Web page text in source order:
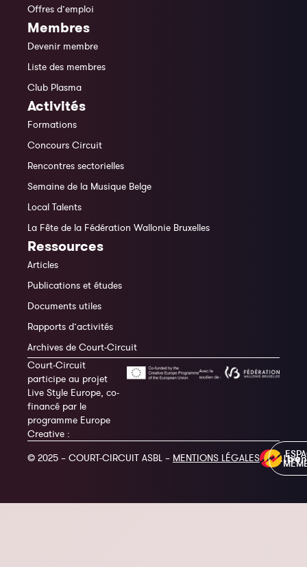
Offres d’emploi
Membres
Devenir membre
Liste des membres
Club Plasma
Activités
Formations
Concours Circuit
Rencontres sectorielles
Semaine de la Musique Belge
Local Talents
La Fête de la Fédération Wallonie Bruxelles
Ressources
Articles
Publications et études
Documents utiles
Rapports d’activités
Archives de Court-Circuit
Court-Circuit
participe au projet
Live Style Europe, co-
financé par le
programme Europe
Creative :
© 2025 – COURT-CIRCUIT ASBL – MENTIONS LÉGALES